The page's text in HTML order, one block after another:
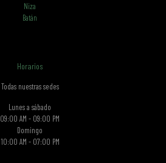
Niza
Batán
Horarios
Todas nuestras sedes
Lunes a sábado
09:00 AM - 09:00 PM
Domingo
10:00 AM - 07:00 PM